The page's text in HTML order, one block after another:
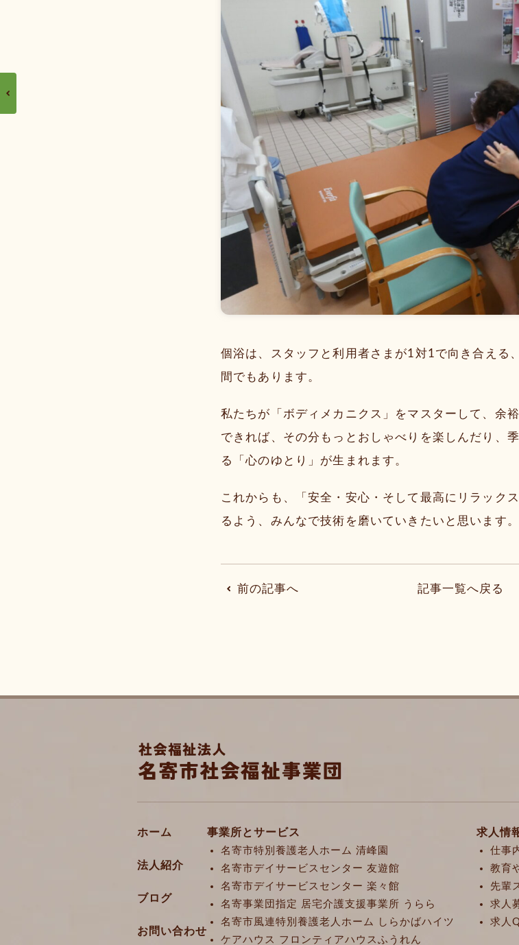
個浴は、スタッフと利用者さまが1対1で向き合える
間でもあります。
私たちが「ボディメカニクス」をマスターして、余
できれば、その分もっとおしゃべりを楽しんだり、
る「心のゆとり」が生まれます。
これからも、「安全・安心・そして最高にリラック
るよう、みんなで技術を磨いていきたいと思います。
前の記事へ 記事一覧へ戻る
ホーム
法人紹介
ブログ
お問い合わせ
事業所とサービス
名寄市特別養護老人ホーム 清峰園
名寄市デイサービスセンター 友遊館
名寄市デイサービスセンター 楽々館
名寄事業団指定 居宅介護支援事業所 うらら
名寄市風連特別養護老人ホーム しらかばハイツ
ケアハウス フロンティアハウスふうれん
求人情
仕事
教育
先輩
求人
求人